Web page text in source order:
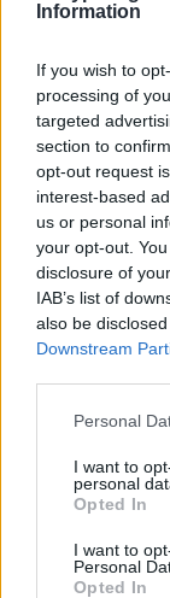
Information
If you wish to
processing of
targeted
section to
opt-out request
interest-based
us or personal
your opt-out.
disclosure of
IAB’s list of
also be
Downstream
Personal
I want to
personal
Opted In
I want to
Personal
Opted In